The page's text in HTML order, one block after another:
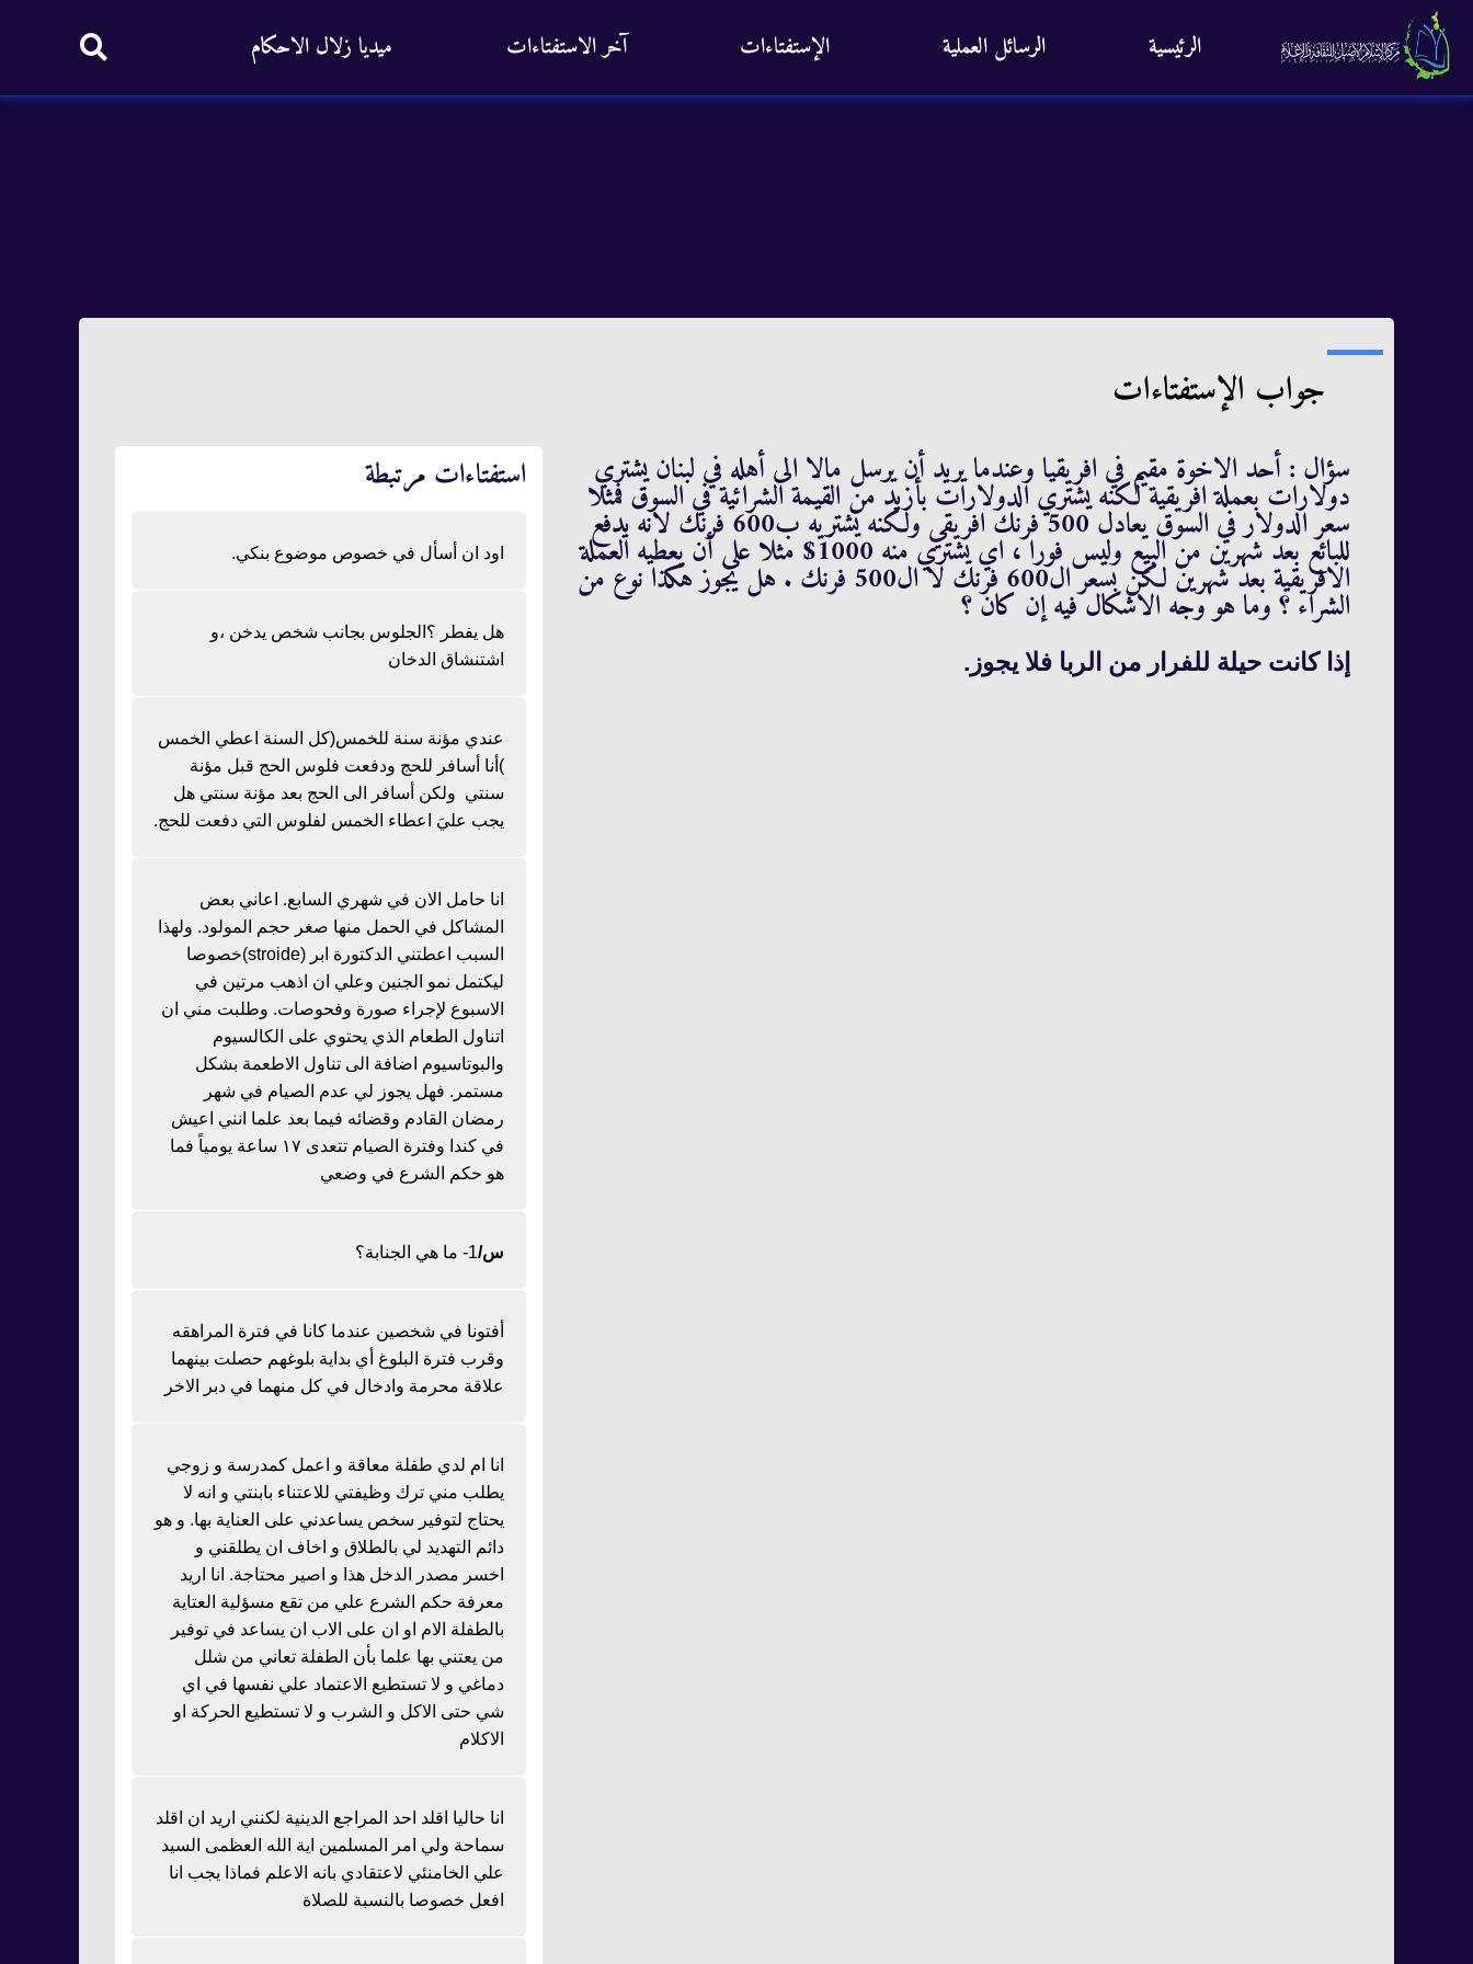
الرئيسية الرسائل العملية الإستفتاءات آخر الاستفتاءات ميديا زلال الاحكام
جواب الإستفتاءات
سؤال : أحد الاخوة مقيم في افريقيا وعندما يريد أن يرسل مالا الى أهله في لبنان يشتري
دولارات بعملة افريقية لكنه يشتري الدولارات بأزيد من القيمة الشرائية في السوق فمثلا
سعر الدولار في السوق يعادل 500 فرنك افريقي ولكنه يشتريه ب600 فرنك لانه يدفع
للبائع بعد شهرين من البيع وليس فورا ، اي يشتري منه 1000$ مثلا على أن يعطيه العملة
الافريقية بعد شهرين لكن بسعر ال600 فرنك لا ال500 فرنك . هل يجوز هكذا نوع من
الشراء ؟ وما هو وجه الاشكال فيه إن كان ؟
إذا كانت حيلة للفرار من الربا فلا يجوز.
استفتاءات مرتبطة
اود ان أسأل في خصوص موضوع بنكي.
هل يفطر ؟الجلوس بجانب شخص يدخن ،و
اشتنشاق الدخان
عندي مؤنة سنة للخمس(كل السنة اعطي الخمس
)أنا أسافر للحج ودفعت فلوس الحج قبل مؤنة
سنتي ولكن أسافر الى الحج بعد مؤنة سنتي هل
يجب عليَ اعطاء الخمس لفلوس التي دفعت للحج.
انا حامل الان في شهري السابع. اعاني بعض
المشاكل في الحمل منها صغر حجم المولود. ولهذا
السبب اعطتني الدكتورة ابر (stroide)خصوصا
ليكتمل نمو الجنين وعلي ان اذهب مرتين في
الاسبوع لإجراء صورة وفحوصات. وطلبت مني ان
اتناول الطعام الذي يحتوي على الكالسيوم
والبوتاسيوم اضافة الى تناول الاطعمة بشكل
مستمر. فهل يجوز لي عدم الصيام في شهر
رمضان القادم وقضائه فيما بعد علما انني اعيش
في كندا وفترة الصيام تتعدى ١٧ ساعة يومياً فما
هو حكم الشرع في وضعي
س/1- ما هي الجنابة؟
أفتونا في شخصين عندما كانا في فترة المراهقه
وقرب فترة البلوغ أي بداية بلوغهم حصلت بينهما
علاقة محرمة وادخال في كل منهما في دبر الاخر
انا ام لدي طفلة معاقة و اعمل كمدرسة و زوجي
يطلب مني ترك وظيفتي للاعتناء بابنتي و انه لا
يحتاج لتوفير سخص يساعدني على العناية بها. و هو
دائم التهديد لي بالطلاق و اخاف ان يطلقني و
اخسر مصدر الدخل هذا و اصير محتاجة. انا اريد
معرفة حكم الشرع علي من تقع مسؤلية العتاية
بالطفلة الام او ان على الاب ان يساعد في توفير
من يعتني بها علما بأن الطفلة تعاني من شلل
دماغي و لا تستطيع الاعتماد علي نفسها في اي
شي حتى الاكل و الشرب و لا تستطيع الحركة او
الاكلام
انا حاليا اقلد احد المراجع الدينية لكنني اريد ان اقلد
سماحة ولي امر المسلمين اية الله العظمى السيد
علي الخامنئي لاعتقادي بانه الاعلم فماذا يجب انا
افعل خصوصا بالنسبة للصلاة